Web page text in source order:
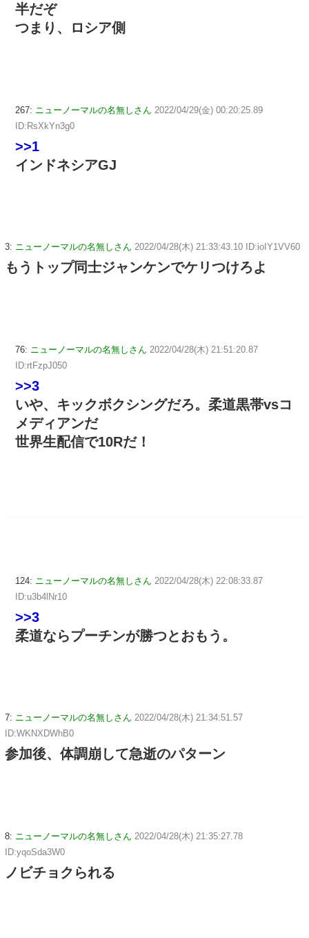
半だぞ
つまり、ロシア側
267: ニューノーマルの名無しさん 2022/04/29(金) 00:20:25.89
ID:RsXkYn3g0
>>1
インドネシアGJ
3: ニューノーマルの名無しさん 2022/04/28(木) 21:33:43.10 ID:ioIY1VV60
もうトップ同士ジャンケンでケリつけろよ
76: ニューノーマルの名無しさん 2022/04/28(木) 21:51:20.87
ID:rtFzpJ050
>>3
いや、キックボクシングだろ。柔道黒帯vsコ
メディアンだ
世界生配信で10Rだ！
124: ニューノーマルの名無しさん 2022/04/28(木) 22:08:33.87
ID:u3b4lNr10
>>3
柔道ならプーチンが勝つとおもう。
7: ニューノーマルの名無しさん 2022/04/28(木) 21:34:51.57
ID:WKNXDWhB0
参加後、体調崩して急逝のパターン
8: ニューノーマルの名無しさん 2022/04/28(木) 21:35:27.78
ID:yqoSda3W0
ノビチョクられる